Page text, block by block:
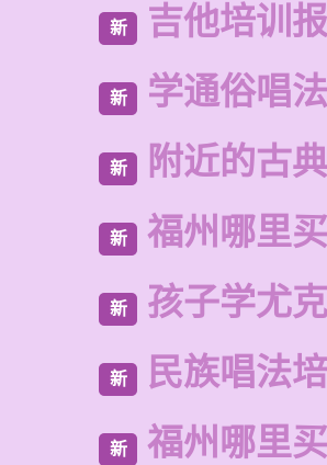
新 吉他培训
新 学通俗唱
新 附近的古
新 福州哪里
新 孩子学尤
新 民族唱法
新 福州哪里